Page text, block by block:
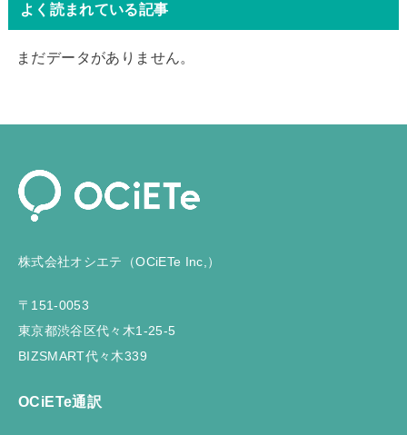
よく読まれている記事
まだデータがありません。
株式会社オシエテ（OCiETe Inc,）
〒151-0053
東京都渋谷区代々木1-25-5
BIZSMART代々木339
OCiETe通訳